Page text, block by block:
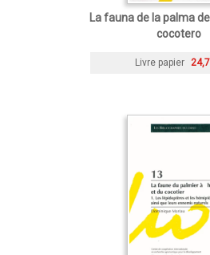
La fauna de la palma
cocotero
Livre papier